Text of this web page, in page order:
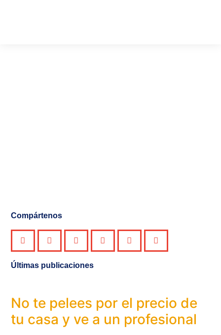
Compártenos
Últimas publicaciones
No te pelees por el precio de
tu casa y ve a un profesional